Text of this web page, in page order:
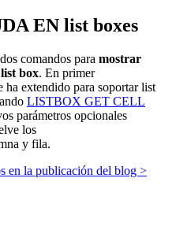
EN list boxes
comandos para mostrar
box. En primer
ha extendido para soportar list
LISTBOX GET CELL
parámetros opcionales
los
y fila.
en la publicación del blog >